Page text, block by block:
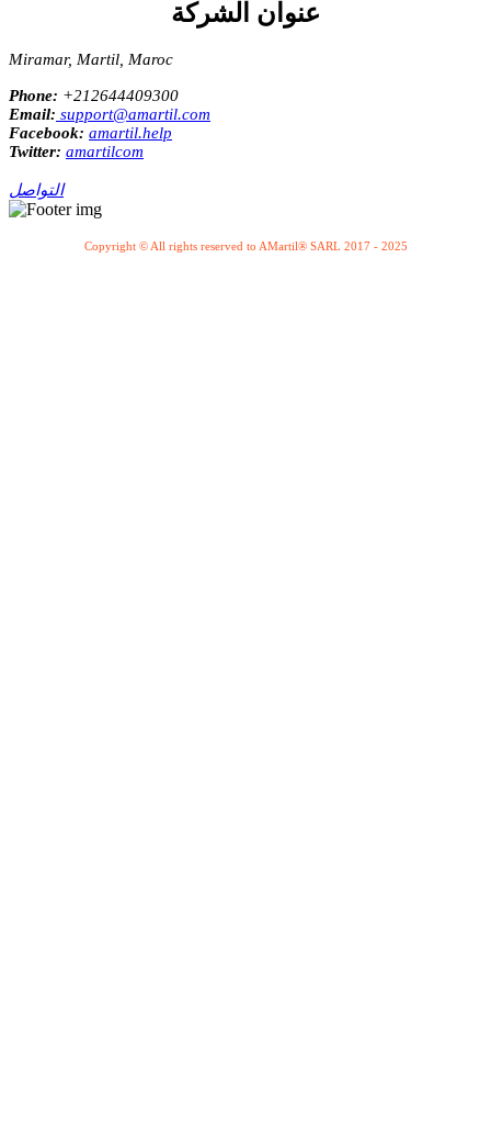
عنوان الشركة
Miramar, Martil, Maroc
Phone: +212644409300
Email: support@amartil.com
Facebook: amartil.help
Twitter: amartilcom
التواصل
Copyright © All rights reserved to AMartil® SARL 2017 - 2025